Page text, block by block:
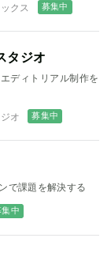
クス 募集中
タジオ
ディトリアル制作を
オ 募集中
で課題を解決する
中